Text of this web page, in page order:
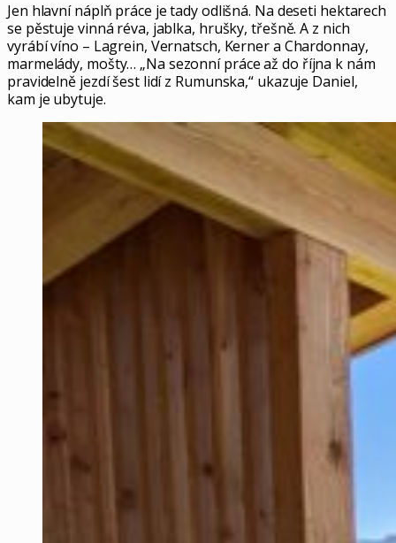
Jen hlavní náplň práce je tady odlišná. Na deseti hektarech
se pěstuje vinná réva, jablka, hrušky, třešně. A z nich
vyrábí víno – Lagrein, Vernatsch, Kerner a Chardonnay,
marmelády, mošty… „Na sezonní práce až do října k nám
pravidelně jezdí šest lidí z Rumunska,“ ukazuje Daniel,
kam je ubytuje.